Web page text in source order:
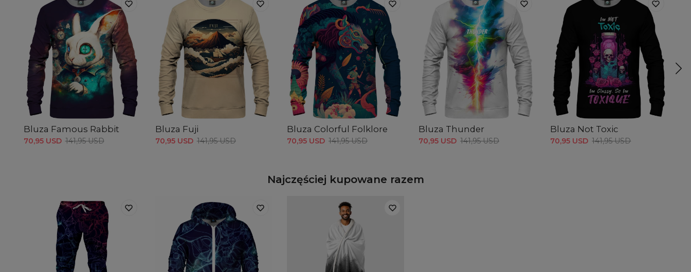
Bluza Famous Rabbit
70,95 USD 141,95 USD
Bluza Fuji
70,95 USD 141,95 USD
Bluza Colorful Folklore
70,95 USD 141,95 USD
Bluza Thunder
70,95 USD 141,95 USD
Bluza Not Toxic
70,95 USD 141,95 USD
Najczęściej kupowane razem